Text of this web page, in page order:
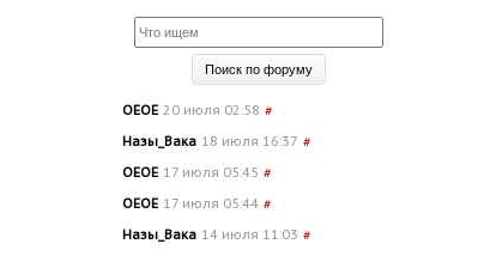
OEOE 20 июля 02:58 #
Назы_Вака 18 июля 16:37 #
OEOE 17 июля 05:45 #
OEOE 17 июля 05:44 #
Назы_Вака 14 июля 11:03 #